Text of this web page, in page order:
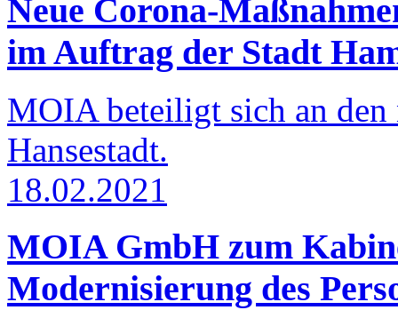
Neue Corona-
im Auftrag der Stadt
MOIA beteiligt sich an den
Hansestadt.
18.02.2021
MOIA GmbH zum
Modernisierung des